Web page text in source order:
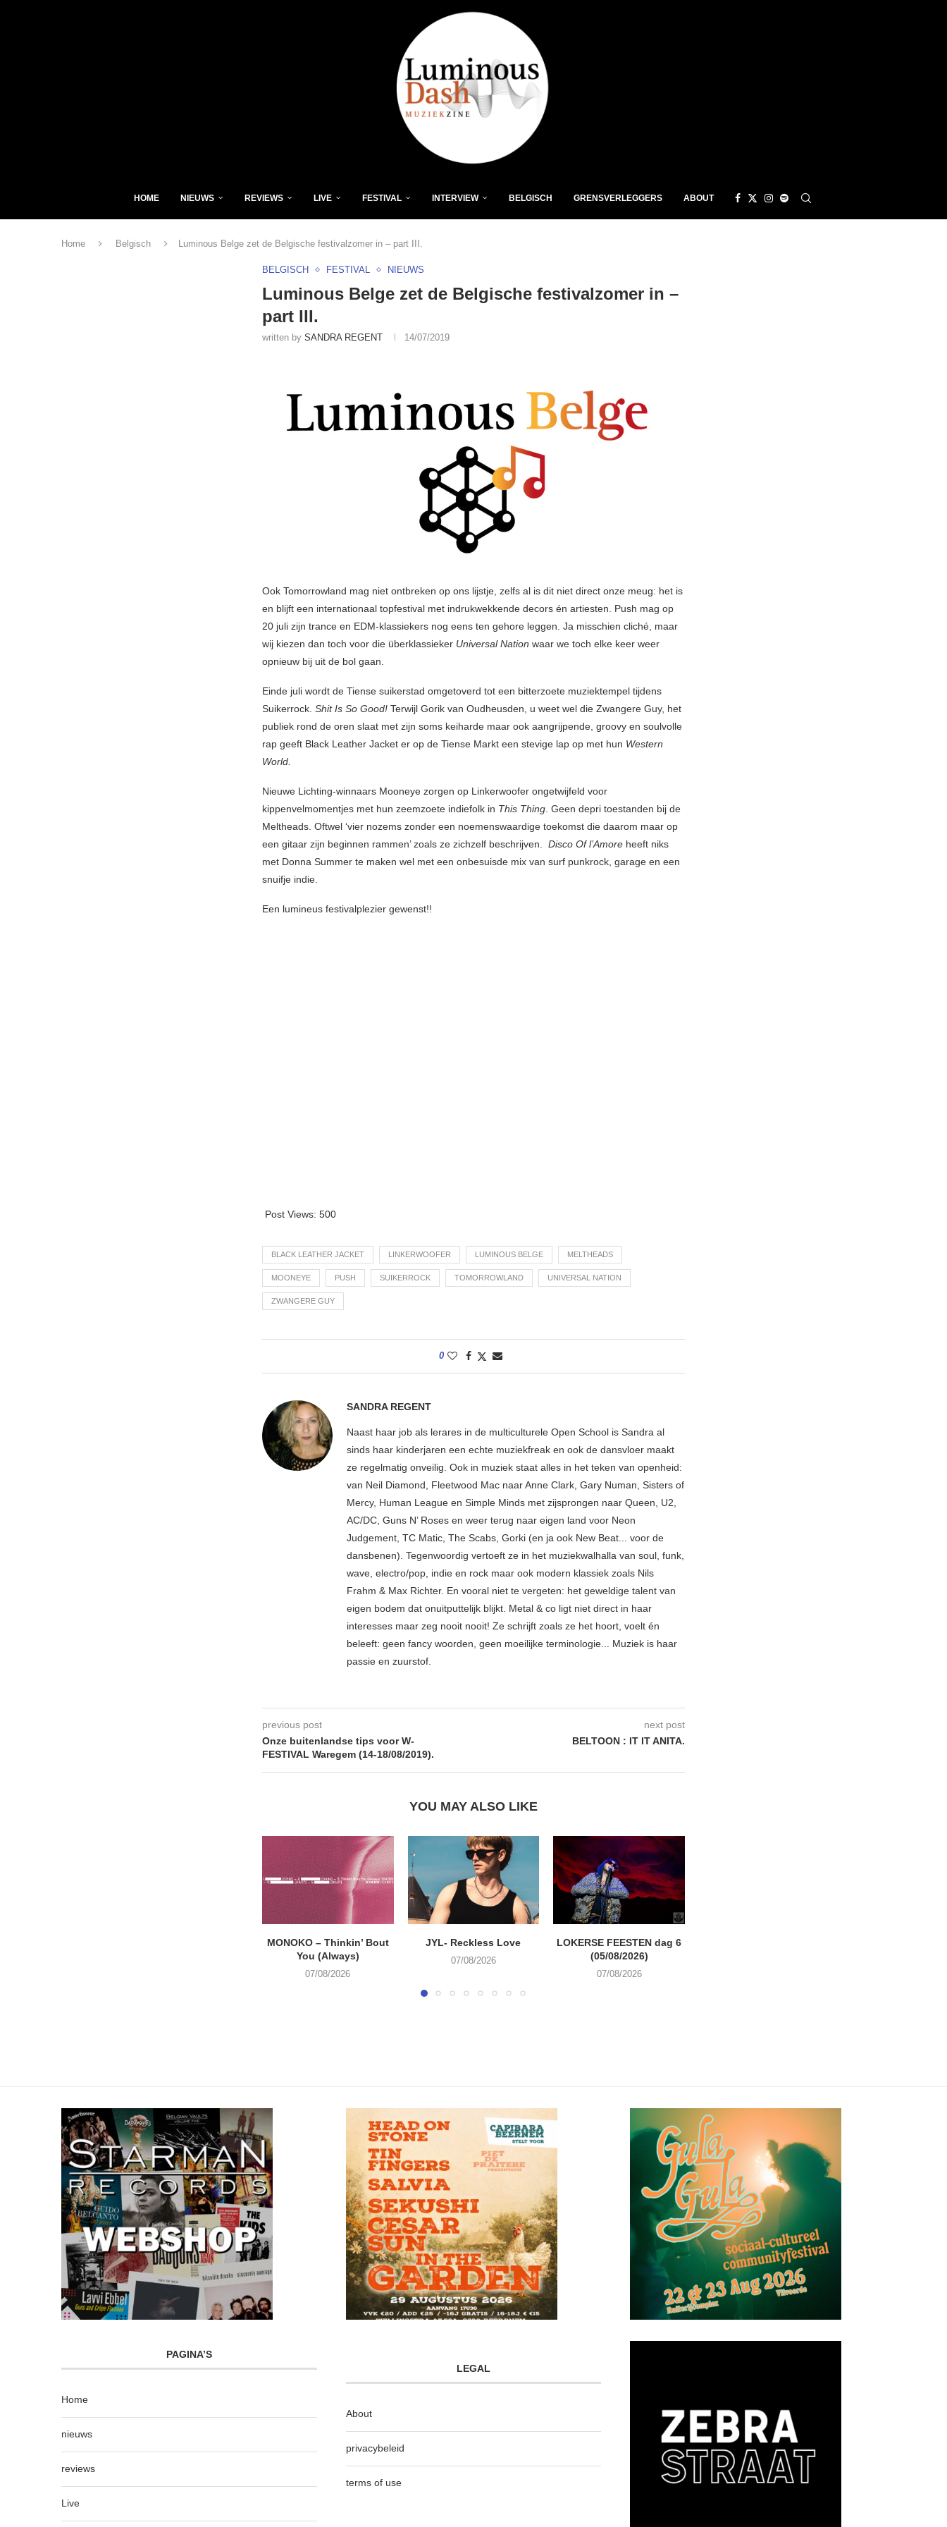
HOME NIEUWS REVIEWS LIVE FESTIVAL INTERVIEW BELGISCH GRENSVERLEGGERS ABOUT
Home Belgisch Luminous Belge zet de Belgische festivalzomer in – part III.
BELGISCH FESTIVAL NIEUWS
Luminous Belge zet de Belgische festivalzomer in –
part III.
written by SANDRA REGENT 14/07/2019
Ook Tomorrowland mag niet ontbreken op ons lijstje, zelfs al is dit niet direct onze meug: het is
en blijft een internationaal topfestival met indrukwekkende decors én artiesten. Push mag op
20 juli zijn trance en EDM-klassiekers nog eens ten gehore leggen. Ja misschien cliché, maar
wij kiezen dan toch voor die überklassieker Universal Nation waar we toch elke keer weer
opnieuw bij uit de bol gaan.
Einde juli wordt de Tiense suikerstad omgetoverd tot een bitterzoete muziektempel tijdens
Suikerrock. Shit Is So Good! Terwijl Gorik van Oudheusden, u weet wel die Zwangere Guy, het
publiek rond de oren slaat met zijn soms keiharde maar ook aangrijpende, groovy en soulvolle
rap geeft Black Leather Jacket er op de Tiense Markt een stevige lap op met hun Western
World.
Nieuwe Lichting-winnaars Mooneye zorgen op Linkerwoofer ongetwijfeld voor
kippenvelmomentjes met hun zeemzoete indiefolk in This Thing. Geen depri toestanden bij de
Meltheads. Oftwel ‘vier nozems zonder een noemenswaardige toekomst die daarom maar op
een gitaar zijn beginnen rammen’ zoals ze zichzelf beschrijven. Disco Of l’Amore heeft niks
met Donna Summer te maken wel met een onbesuisde mix van surf punkrock, garage en een
snuifje indie.
Een lumineus festivalplezier gewenst!!
Post Views: 500
BLACK LEATHER JACKET LINKERWOOFER LUMINOUS BELGE MELTHEADS
MOONEYE PUSH SUIKERROCK TOMORROWLAND UNIVERSAL NATION
ZWANGERE GUY
0
SANDRA REGENT
Naast haar job als lerares in de multiculturele Open School is Sandra al
sinds haar kinderjaren een echte muziekfreak en ook de dansvloer maakt
ze regelmatig onveilig. Ook in muziek staat alles in het teken van openheid:
van Neil Diamond, Fleetwood Mac naar Anne Clark, Gary Numan, Sisters of
Mercy, Human League en Simple Minds met zijsprongen naar Queen, U2,
AC/DC, Guns N’ Roses en weer terug naar eigen land voor Neon
Judgement, TC Matic, The Scabs, Gorki (en ja ook New Beat... voor de
dansbenen). Tegenwoordig vertoeft ze in het muziekwalhalla van soul, funk,
wave, electro/pop, indie en rock maar ook modern klassiek zoals Nils
Frahm & Max Richter. En vooral niet te vergeten: het geweldige talent van
eigen bodem dat onuitputtelijk blijkt. Metal & co ligt niet direct in haar
interesses maar zeg nooit nooit! Ze schrijft zoals ze het hoort, voelt én
beleeft: geen fancy woorden, geen moeilijke terminologie... Muziek is haar
passie en zuurstof.
previous post
Onze buitenlandse tips voor W-
FESTIVAL Waregem (14-18/08/2019).
next post
BELTOON : IT IT ANITA.
YOU MAY ALSO LIKE
MONOKO – Thinkin’ Bout
You (Always)
07/08/2026
JYL- Reckless Love
07/08/2026
LOKERSE FEESTEN dag 6
(05/08/2026)
07/08/2026
PAGINA’S
Home
nieuws
reviews
Live
LEGAL
About
privacybeleid
terms of use